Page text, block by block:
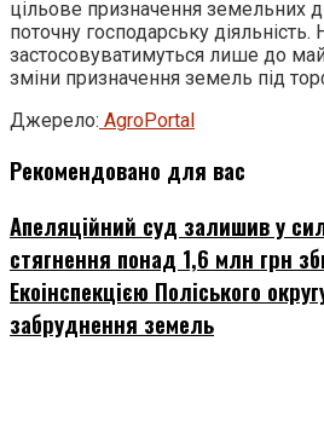
цільове призначення земельних
поточну господарську
застосовуватимуться лише до
зміни призначення земель під
Джерело: AgroPortal
Рекомендовано для вас
Апеляційний суд залишив у
стягнення понад 1,6 млн грн
Екоінспекцією Поліського
забруднення земель